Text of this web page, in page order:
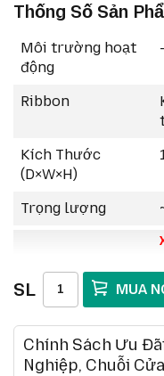
hoạt động liên
chọn Wi-Fi
Thiết kế siêu
810G, chống
hợp với nhiều
Thống Số Sản
Môi trường hoạt
động
Ribbon
Kích Thước
(D×W×H)
Trọng lượng
SL
Chính Sách Ưu
Nghiệp, Chuỗi